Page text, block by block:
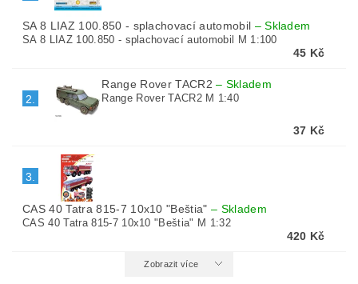
SA 8 LIAZ 100.850 - splachovací automobil –Skladem
SA 8 LIAZ 100.850 - splachovací automobil M 1:100
45 Kč
2.
Range Rover TACR2– Skladem
Range Rover TACR2 M 1:40
37 Kč
3.
CAS 40 Tatra 815-7 10x10 "Beštia"– Skladem
CAS 40 Tatra 815-7 10x10 "Beštia" M 1:32
420 Kč
Zobrazit více